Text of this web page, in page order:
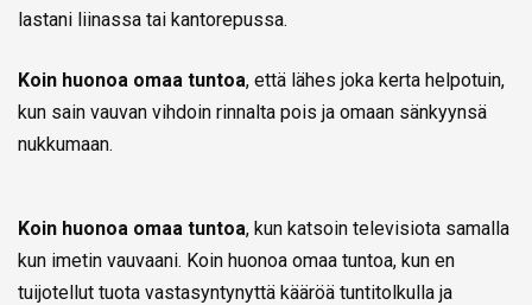
lastani liinassa tai kantorepussa.
Koin huonoa omaa tuntoa, että lähes joka kerta helpotuin,
kun sain vauvan vihdoin rinnalta pois ja omaan sänkyynsä
nukkumaan.
Koin huonoa omaa tuntoa, kun katsoin televisiota samalla
kun imetin vauvaani. Koin huonoa omaa tuntoa, kun en
tuijotellut tuota vastasyntynyttä kääröä tuntitolkulla ja